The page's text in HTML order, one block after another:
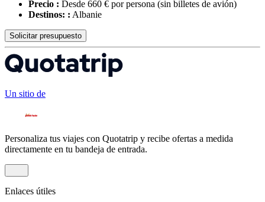
Precio : Desde 660 € por persona (sin billetes de avión)
Destinos: : Albanie
Solicitar presupuesto
Un sitio de
Personaliza tus viajes con Quotatrip y recibe ofertas a medida
directamente en tu bandeja de entrada.
Enlaces útiles